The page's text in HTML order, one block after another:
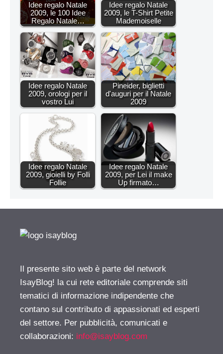
Idee regalo Natale
2009, le 100 Idee
Regalo Natale…
Idee regalo Natale
2009, le T-Shirt Petite
Mademoiselle
Idee regalo Natale
2009, orologi per il
vostro Lui
Pineider, biglietti
d'auguri per il Natale
2009
Idee regalo Natale
2009, gioielli by Folli
Follie
Idee regalo Natale
2009, per Lei il make
Up firmato…
Il presente sito web è parte del network
IsayBlog! la cui rete editoriale comprende siti
tematici di informazione indipendente che
contano sul contributo di appassionati ed esperti
del settore. Per pubblicità, comunicati e
collaborazioni: info@isayblog.com